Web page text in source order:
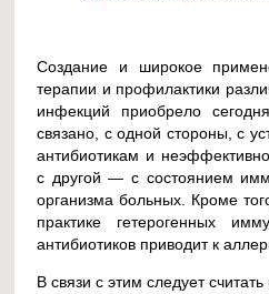
Создание и широкое
терапии и профилактики
инфекций приобрело
связано, с одной стороны, с
антибиотикам и
с другой — с состоянием
организма больных. Кроме
практике гетерогенных
антибиотиков приводит к
В связи с этим следует